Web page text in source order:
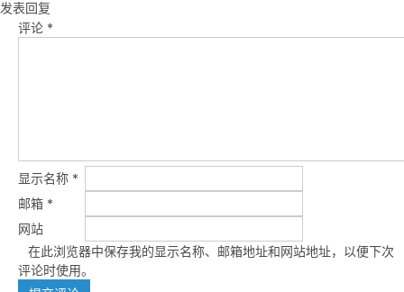
发表回复
评论 *
显示名称 *
邮箱 *
网站
在此浏览器中保存我的显示名称、邮箱地址和网站地址，以便下次
评论时使用。